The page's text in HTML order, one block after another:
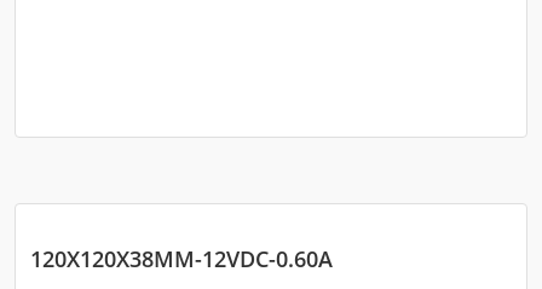
120X120X38MM-12VDC-0.60A